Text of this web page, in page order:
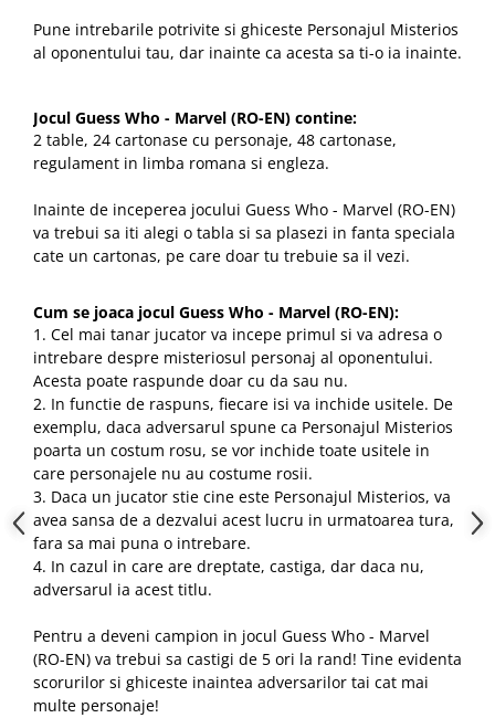
Pune intrebarile potrivite si ghiceste Personajul Misterios
al oponentului tau, dar inainte ca acesta sa ti-o ia inainte.
Jocul Guess Who - Marvel (RO-EN) contine:
2 table, 24 cartonase cu personaje, 48 cartonase,
regulament in limba romana si engleza.
Inainte de inceperea jocului Guess Who - Marvel (RO-EN)
va trebui sa iti alegi o tabla si sa plasezi in fanta speciala
cate un cartonas, pe care doar tu trebuie sa il vezi.
Cum se joaca jocul Guess Who - Marvel (RO-EN):
1. Cel mai tanar jucator va incepe primul si va adresa o
intrebare despre misteriosul personaj al oponentului.
Acesta poate raspunde doar cu da sau nu.
2. In functie de raspuns, fiecare isi va inchide usitele. De
exemplu, daca adversarul spune ca Personajul Misterios
poarta un costum rosu, se vor inchide toate usitele in
care personajele nu au costume rosii.
3. Daca un jucator stie cine este Personajul Misterios, va
avea sansa de a dezvalui acest lucru in urmatoarea tura,
fara sa mai puna o intrebare.
4. In cazul in care are dreptate, castiga, dar daca nu,
adversarul ia acest titlu.
Pentru a deveni campion in jocul Guess Who - Marvel
(RO-EN) va trebui sa castigi de 5 ori la rand! Tine evidenta
scorurilor si ghiceste inaintea adversarilor tai cat mai
multe personaje!